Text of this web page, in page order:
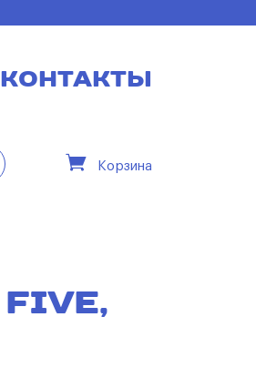
КОНТАКТЫ
Корзина